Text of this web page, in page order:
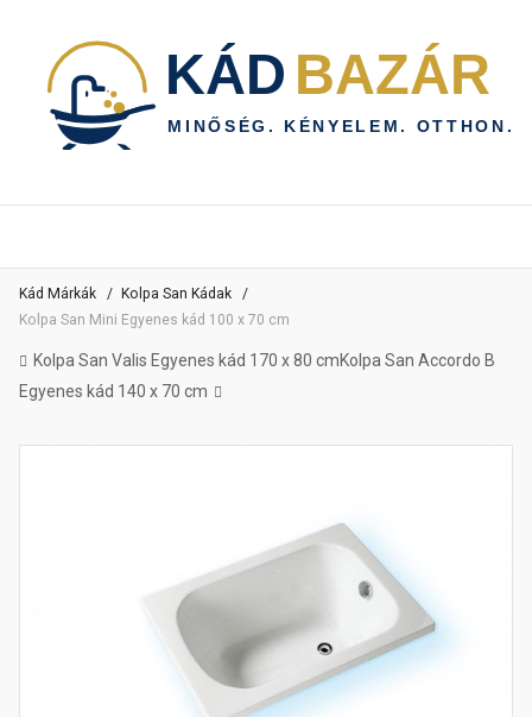
Kád Márkák
Kolpa San Kádak
Kolpa San Mini Egyenes kád 100 x 70 cm
Kolpa San Valis Egyenes kád 170 x 80 cmKolpa San Accordo B
Egyenes kád 140 x 70 cm